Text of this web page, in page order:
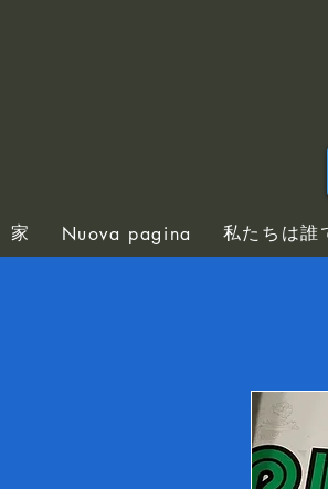
家 Nuova pagina 私たちは誰